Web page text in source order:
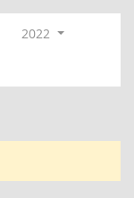
2022